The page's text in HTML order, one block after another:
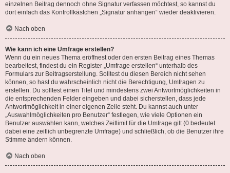
einzelnen Beitrag dennoch ohne Signatur verfassen möchtest, so kannst du
dort einfach das Kontrollkästchen „Signatur anhängen“ wieder deaktivieren.
Nach oben
Wie kann ich eine Umfrage erstellen?
Wenn du ein neues Thema eröffnest oder den ersten Beitrag eines Themas
bearbeitest, findest du ein Register „Umfrage erstellen“ unterhalb des
Formulars zur Beitragserstellung. Solltest du diesen Bereich nicht sehen
können, so hast du wahrscheinlich nicht die Berechtigung, Umfragen zu
erstellen. Du solltest einen Titel und mindestens zwei Antwortmöglichkeiten in
die entsprechenden Felder eingeben und dabei sicherstellen, dass jede
Antwortmöglichkeit in einer eigenen Zeile steht. Du kannst auch unter
„Auswahlmöglichkeiten pro Benutzer“ festlegen, wie viele Optionen ein
Benutzer auswählen kann, welches Zeitlimit für die Umfrage gilt (0 bedeutet
dabei eine zeitlich unbegrenzte Umfrage) und schließlich, ob die Benutzer ihre
Stimme ändern können.
Nach oben